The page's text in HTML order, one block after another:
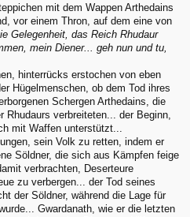
mit dem Wappen Arthedains
vor einem Thron, auf dem eine von
Gelegenheit, das Reich Rhudaur
mein Diener... geh nun und tu,
hinterrücks erstochen von eben
Hügelmenschen, ob dem Tod ihres
Schergen Arthedains, die
Rhudaurs verbreiteten... der Beginn,
mit Waffen unterstützt...
sein Volk zu retten, indem er
Söldner, die sich aus Kämpfen feige
verbrachten, Deserteure
zu verbergen... der Tod seines
der Söldner, während die Lage für
Gwardanath, wie er die letzten